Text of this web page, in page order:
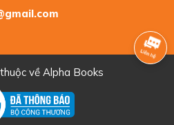
về Alpha Books